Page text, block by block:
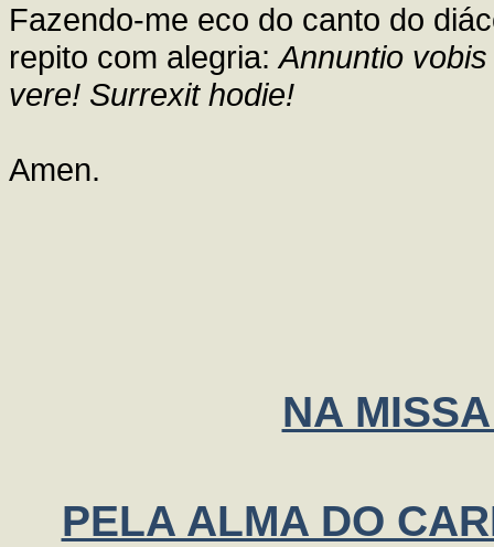
Fazendo-me eco do canto do
repito com alegria:Annuntio
vere! Surrexit hodie!
Amen.
NA
PELA ALMA DO